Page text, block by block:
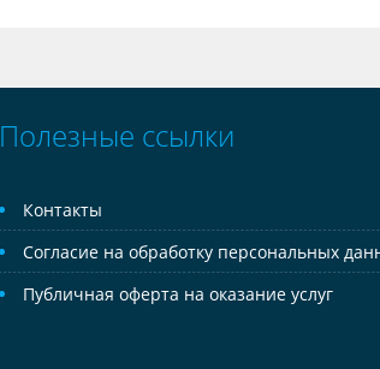
Полезные ссылки
Контакты
Согласие на обработку персональных
Публичная оферта на оказание услуг